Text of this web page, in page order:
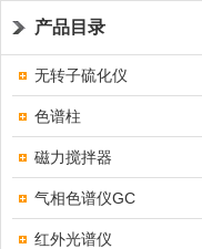
产品目录
无转子硫化仪
色谱柱
磁力搅拌器
气相色谱仪GC
红外光谱仪